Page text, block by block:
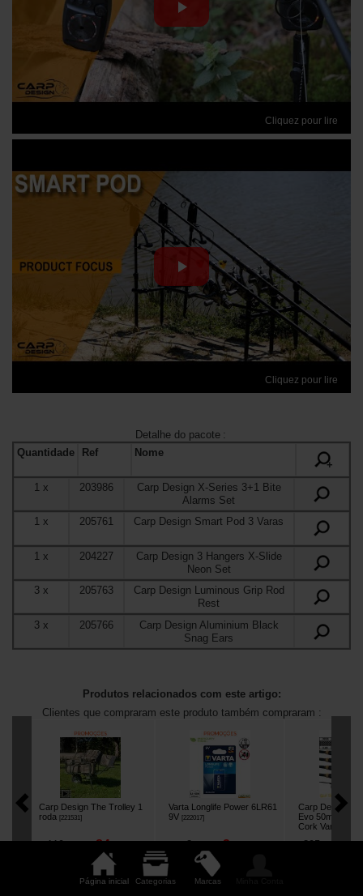
Página inicial Categorias Marcas
Cliquez pour lire
Cliquez pour lire
Detalhe do pacote:
Quantidade
Ref
Nome
+
1x 203986
Carp Design X-Series 3+1 Bite
Alarms Set
1x 205761 Carp Design Smart Pod 3 Varas
1 x 204227
Carp Design 3 Hangers X-Slide
Neon Set
3x 205763
Carp Design Luminous Grip Rod
Rest
3x 205766
Carp Design Aluminium Black
Snag Ears
Produtos relacionados com este artigo:
Clientes que compraram este produto também compraram :
Carp Design The Trolley 1
roda [221531]
119 84,90€
Comprar
Varta Longlife Power 6LR61
9V [222017]
3 3,50€
Comprar
Carp Design
Evo 50mm 12'
Cork Vara (x4)
395